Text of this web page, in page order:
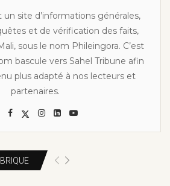
un site d’informations générales,
et de vérification des faits,
sous le nom Phileingora. C’est
bascule vers Sahel Tribune afin
plus adapté à nos lecteurs et
partenaires.